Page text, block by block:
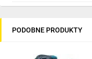
PODOBNE PRODUKTY